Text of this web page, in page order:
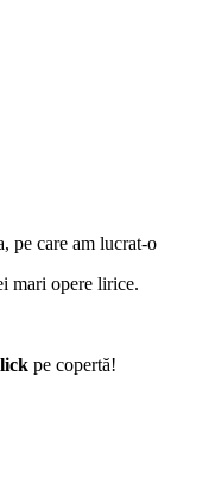
pe care am lucrat-o
mari opere lirice.
pe copertă!